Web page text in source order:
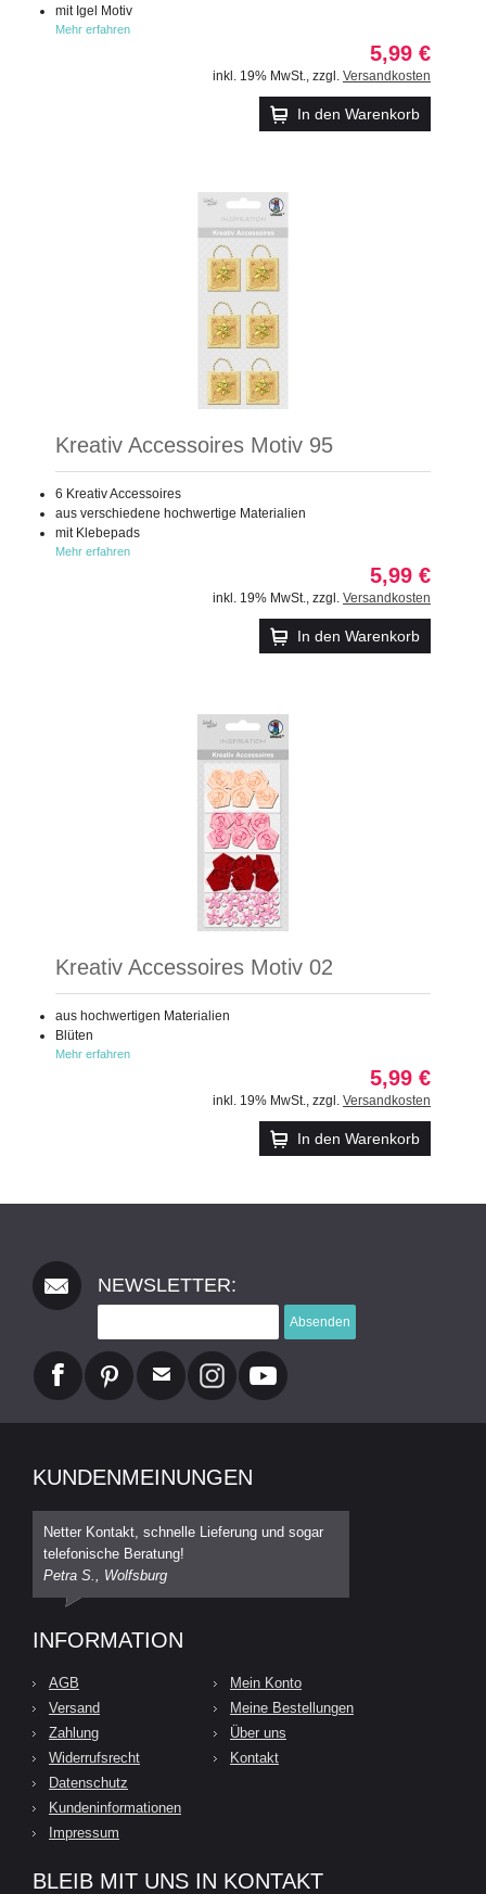
mit Igel Motiv
Mehr erfahren
5,99 €
inkl. 19% MwSt. zzgl. Versandkosten
In den Warenkorb
Kreativ Accessoires Motiv 95
6 Kreativ Accessoires
aus verschiedene hochwertige Materialien
mit Klebepads
Mehr erfahren
5,99 €
inkl. 19% MwSt. zzgl. Versandkosten
In den Warenkorb
Kreativ Accessoires Motiv 02
aus hochwertigen Materialien
Blüten
Mehr erfahren
5,99 €
inkl. 19% MwSt. zzgl. Versandkosten
In den Warenkorb
NEWSLETTER:
Absenden
KUNDENMEINUNGEN
Netter Kontakt, schnelle Lieferung und sogar
telefonische Beratung!
Petra S., Wolfsburg
INFORMATION
AGB
Versand
Zahlung
Widerrufsrecht
Datenschutz
Kundeninformationen
Impressum
Mein Konto
Meine Bestellungen
Über uns
Kontakt
BLEIB MIT UNS IN KONTAKT